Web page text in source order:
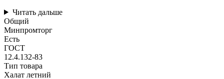
Читать дальше
Общий
Минпромторг
Есть
ГОСТ
12.4.132-83
Тип товара
Халат летний